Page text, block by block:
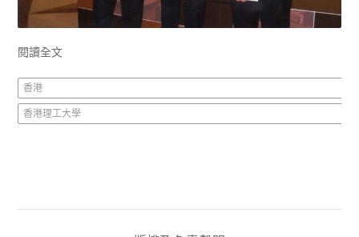
閱讀全文
香港
香港理工大學